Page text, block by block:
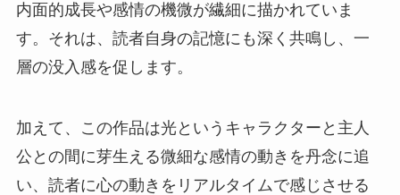
内面的成長や感情の機微が繊細に描かれていま
す。それは、読者自身の記憶にも深く共鳴し、一
層の没入感を促します。
加えて、この作品は光というキャラクターと主人
公との間に芽生える微細な感情の動きを丹念に追
い、読者に心の動きをリアルタイムで感じさせる